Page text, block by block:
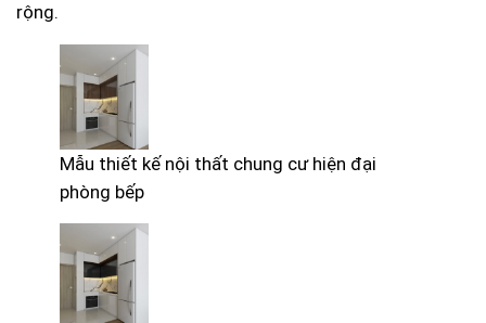
rộng.
Mẫu thiết kế nội thất chung cư hiện đại
phòng bếp